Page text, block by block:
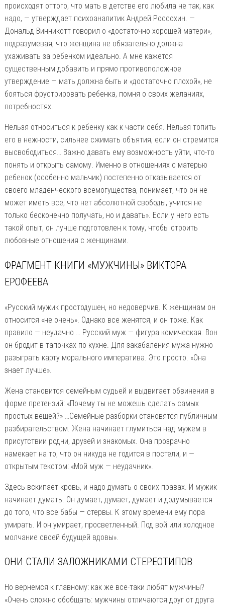
происходят оттого, что мать в детстве его любила не так, как
надо, — утверждает психоаналитик Андрей Россохин. —
Дональд Винникотт говорил о «достаточно хорошей матери»,
подразумевая, что женщина не обязательно должна
ухаживать за ребенком идеально. А мне кажется
существенным добавить и прямо противоположное
утверждение — мать должна быть и «достаточно плохой», не
бояться фрустрировать ребенка, помня о своих желаниях,
потребностях.
Нельзя относиться к ребенку как к части себя. Нельзя топить
его в нежности, сильнее сжимать объятия, если он стремится
высвободиться… Важно давать ему возможность уйти, что-то
понять и открыть самому. Именно в отношениях с матерью
ребенок (особенно мальчик) постепенно отказывается от
своего младенческого всемогущества, понимает, что он не
может иметь все, что нет абсолютной свободы, учится не
только бесконечно получать, но и давать». Если у него есть
такой опыт, он лучше подготовлен к тому, чтобы строить
любовные отношения с женщинами.
ФРАГМЕНТ КНИГИ «МУЖЧИНЫ» ВИКТОРА
ЕРОФЕЕВА
«Русский мужик простодушен, но недоверчив. К женщинам он
относится «не очень». Однако все женятся, и он тоже. Как
правило — неудачно … Русский муж — фигура комическая. Вон
он бродит в тапочках по кухне. Для закабаления мужа нужно
разыграть карту морального императива. Это просто. «Она
знает лучше».
Жена становится семейным судьей и выдвигает обвинения в
форме претензий: «Почему ты не можешь сделать самых
простых вещей?» …Семейные разборки становятся публичным
разбирательством. Жена начинает глумиться над мужем в
присутствии родни, друзей и знакомых. Она прозрачно
намекает на то, что он никуда не годится в постели, и —
открытым текстом: «Мой муж — неудачник».
Здесь вскипает кровь, и надо думать о своих правах. И мужик
начинает думать. Он думает, думает, думает и додумывается
до того, что все бабы — стервы. К этому времени ему пора
умирать. И он умирает, просветленный. Под вой или холодное
молчание своей будущей вдовы».
ОНИ СТАЛИ ЗАЛОЖНИКАМИ СТЕРЕОТИПОВ
Но вернемся к главному: как же все-таки любят мужчины?
«Очень сложно обобщать: мужчины отличаются друг от друга